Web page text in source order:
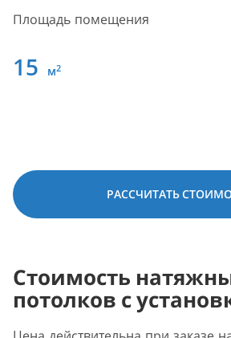
Площадь помещения
15 м2
РАССЧИТАТЬ
Стоимость
потолков с